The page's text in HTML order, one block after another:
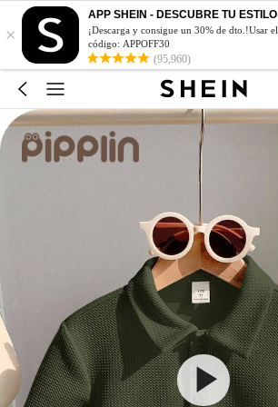
×
APP SHEIN - DESCUBRE TU ESTILO
¡Descarga y consigue un 30% de dto.!Usar el
código: APPOFF30
(95,960)